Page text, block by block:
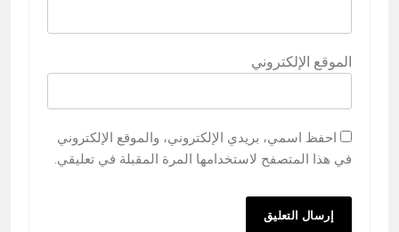
الموقع الإلكتروني
احفظ اسمي، بريدي الإلكتروني، والموقع الإلكتروني
في هذا المتصفح لاستخدامها المرة المقبلة في تعليقي.